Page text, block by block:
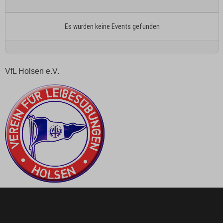
Es wurden keine Events gefunden
VfL Holsen e.V.